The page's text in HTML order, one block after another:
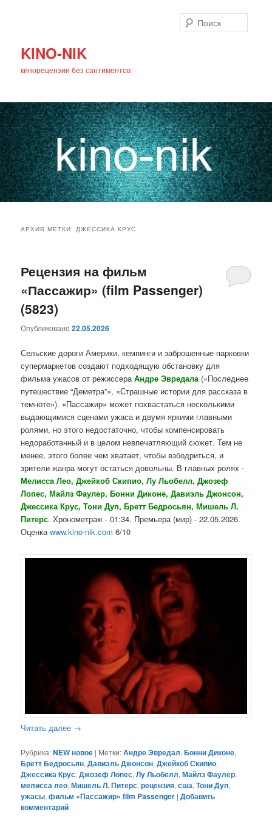
KINO-NIK
кинорецензии без сантиментов
основному
содержимому
дополнительному
содержимому
АРХИВ МЕТКИ:ДЖЕССИКА КРУС
Рецензия на фильм
«Пассажир» (film Passenger)
(5823)
Опубликовано22.05.2026
Сельские дороги Америки, кемпинги и заброшенные парковки
супермаркетов создают подходящую обстановку для
фильма ужасов от режиссераАндре Эвредала («Последнее
путешествие “Деметра”», «Страшные истории для рассказа в
темноте»). «Пассажир» может похвастаться несколькими
выдающимися сценами ужаса и двумя яркими главными
ролями, но этого недостаточно, чтобы компенсировать
недоработанный и в целом невпечатляющий сюжет. Тем не
менее, этого более чем хватает, чтобы взбодриться, и
зрители жанра могут остаться довольны. В главных ролях -
Мелисса Лео, Джейкоб Скипио, Лу Льобелл, Джозеф
Лопес, Майлз Фаулер, Бонни Диконе, Давиэль Джонсон,
Джессика Крус, Тони Дуп, Бретт Бедросьян, Мишель Л.
Питерс. Хронометраж - 01:34. Премьера (мир) - 22.05.2026.
Оценкаwww.kino-nik.com 6/10
Читать далее →
Рубрика:NEW новое | Метки:Андре Эвредал,Бонни Диконе,
Бретт Бедросьян,Давиэль Джонсон,Джейкоб Скипио,
Джессика Крус,Джозеф Лопес,Лу Льобелл,Майлз Фаулер,
мелисса лео,Мишель Л. Питерс,рецензия,сша,Тони Дуп,
ужасы,фильм «Пассажир» film Passenger |Добавить
комментарий